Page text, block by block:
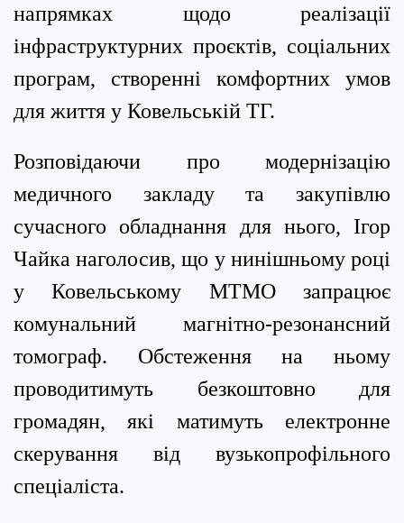
напрямках щодо реалізації
інфраструктурних проєктів, соціальних
програм, створенні комфортних умов
для життя у Ковельській ТГ.
Розповідаючи про модернізацію
медичного закладу та закупівлю
сучасного обладнання для нього, Ігор
Чайка наголосив, що у нинішньому році
у Ковельському МТМО запрацює
комунальний магнітно-резонансний
томограф. Обстеження на ньому
проводитимуть безкоштовно для
громадян, які матимуть електронне
скерування від вузькопрофільного
спеціаліста.